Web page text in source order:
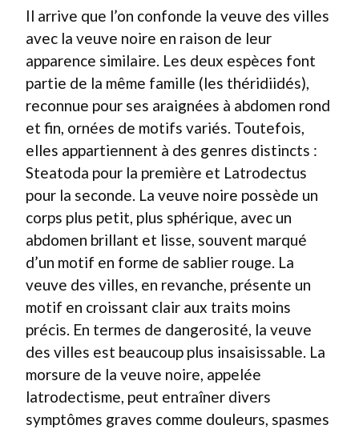
Il arrive que l’on confonde la veuve des villes
avec la veuve noire en raison de leur
apparence similaire. Les deux espèces font
partie de la même famille (les théridiidés),
reconnue pour ses araignées à abdomen rond
et fin, ornées de motifs variés. Toutefois,
elles appartiennent à des genres distincts :
Steatoda pour la première et Latrodectus
pour la seconde. La veuve noire possède un
corps plus petit, plus sphérique, avec un
abdomen brillant et lisse, souvent marqué
d’un motif en forme de sablier rouge. La
veuve des villes, en revanche, présente un
motif en croissant clair aux traits moins
précis. En termes de dangerosité, la veuve
des villes est beaucoup plus insaisissable. La
morsure de la veuve noire, appelée
latrodectisme, peut entraîner divers
symptômes graves comme douleurs, spasmes